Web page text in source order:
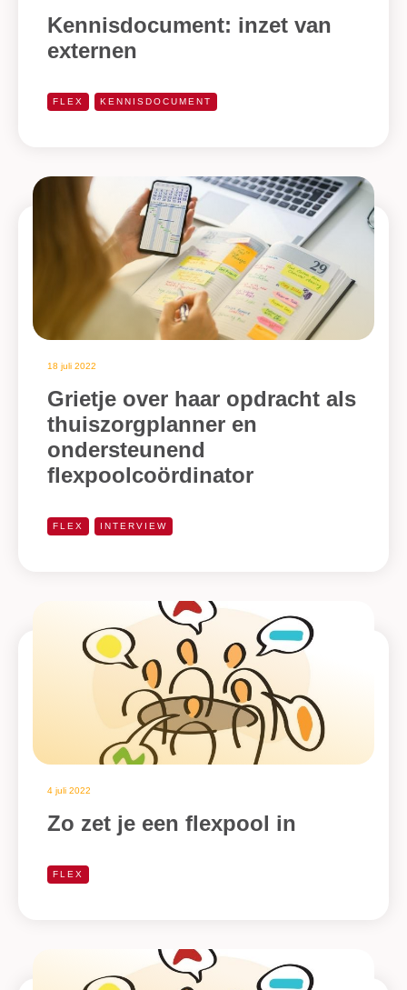
Kennisdocument: inzet van
externen
FLEX KENNISDOCUMENT
18 juli 2022
Grietje over haar opdracht als
thuiszorgplanner en
ondersteunend
flexpoolcoördinator
FLEX INTERVIEW
4 juli 2022
Zo zet je een flexpool in
FLEX